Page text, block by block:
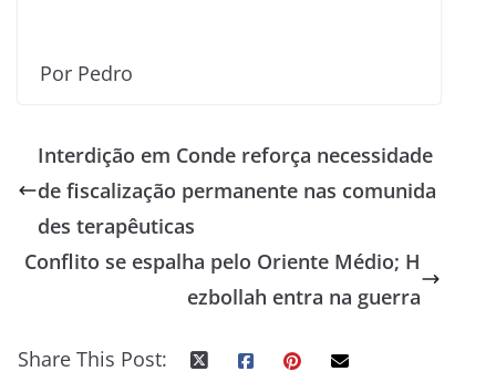
Por Pedro
Interdição em Conde reforça necessidade
de fiscalização permanente nas comunida
des terapêuticas
Conflito se espalha pelo Oriente Médio; H
ezbollah entra na guerra
Share This Post: